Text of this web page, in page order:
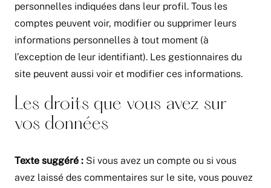
personnelles indiquées dans leur profil. Tous les
comptes peuvent voir, modifier ou supprimer leurs
informations personnelles à tout moment (à
l’exception de leur identifiant). Les gestionnaires du
site peuvent aussi voir et modifier ces informations.
Les droits que vous avez sur
vos données
Texte suggéré : Si vous avez un compte ou si vous
avez laissé des commentaires sur le site, vous pouvez